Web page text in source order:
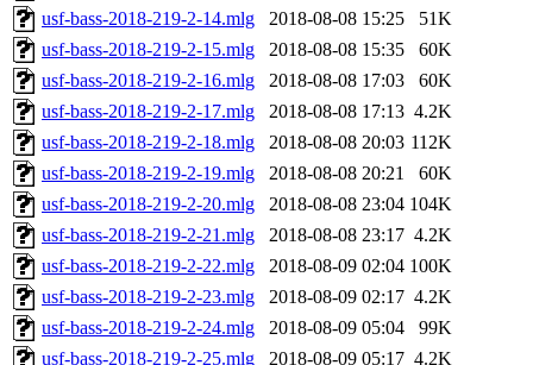
usf-bass-2018-219-2-14.mlg
2018-08-08 15:25
51K
usf-bass-2018-219-2-15.mlg
2018-08-08 15:35
60K
usf-bass-2018-219-2-16.mlg
2018-08-08 17:03
60K
usf-bass-2018-219-2-17.mlg
2018-08-08 17:13 4.2K
usf-bass-2018-219-2-18.mlg
2018-08-08 20:03 112K
usf-bass-2018-219-2-19.mlg
2018-08-08 20:21
60K
usf-bass-2018-219-2-20.mlg
2018-08-08 23:04 104K
usf-bass-2018-219-2-21.mlg
2018-08-08 23:17 4.2K
usf-bass-2018-219-2-22.mlg
2018-08-09 02:04 100K
usf-bass-2018-219-2-23.mlg
2018-08-09 02:17 4.2K
usf-bass-2018-219-2-24.mlg
2018-08-09 05:04
99K
usf-bass-2018-219-2-25.mlg
2018-08-09 05:17 4.2K